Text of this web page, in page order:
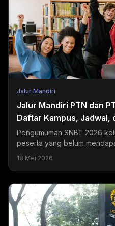
Jalur Mandiri
Jalur Mandiri PTN dan
Daftar Kampus, Jadwal,
Pengumuman SNBT 2026
peserta yang belum
18 Mei 2026